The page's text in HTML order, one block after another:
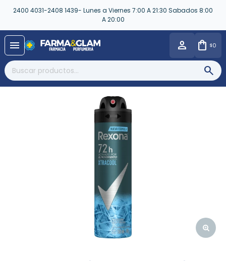
2400 4031-2408 1439- Lunes a Viernes 7:00 A 21:30 Sabados 8:00
A 20:00
menu $0